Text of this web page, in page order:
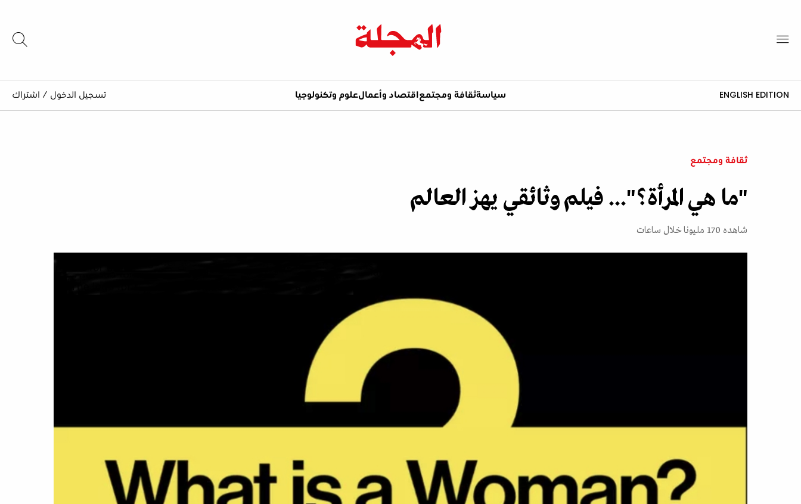
ENGLISH EDITION سياسةثقافة ومجتمع اقتصاد وأعمالعلوم وتكنولوجيا تسجيل الدخول / اشتراك
ثقافة ومجتمع
"ما هي المرأة؟"... فيلم وثائقي يهز العالم
شاهده 170 مليونا خلال ساعات